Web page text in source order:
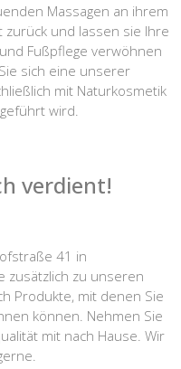
Massagen an ihrem
und lassen sie Ihre
Fußpflege verwöhnen
sich eine unserer
mit Naturkosmetik
wird.
verdient!
41 in
zusätzlich zu unseren
Produkte, mit denen Sie
können. Nehmen Sie
mit nach Hause. Wir